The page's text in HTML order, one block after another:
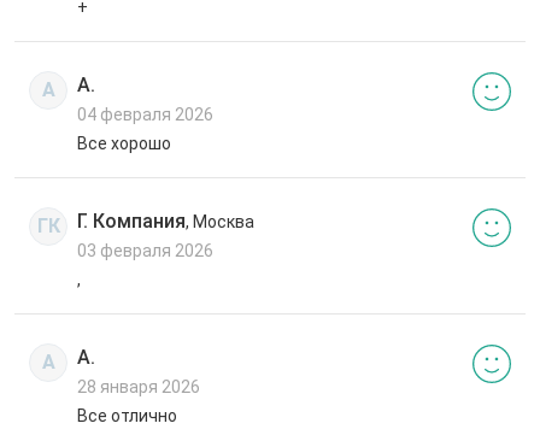
+
А А.
04 февраля 2026
Все хорошо
ГК Г. Компания, Москва
03 февраля 2026
,
А А.
28 января 2026
Все отлично